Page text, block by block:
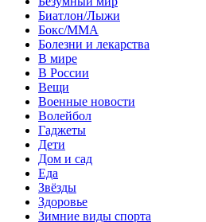
Биатлон/Лыжи
Бокс/MMA
Болезни и лекарства
В мире
В России
Вещи
Военные новости
Волейбол
Гаджеты
Дети
Дом и сад
Еда
Звёзды
Здоровье
Зимние виды спорта